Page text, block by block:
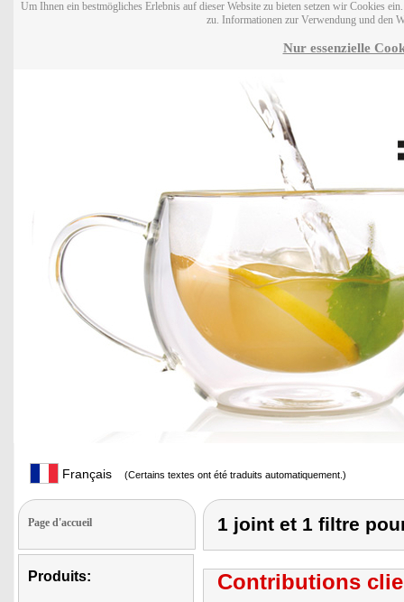
Um Ihnen ein bestmögliches Erlebnis auf dieser Website zu bieten setzen wir Cookies
zu. Informationen zur Verwendung und den
Nur essenzielle
Français (Certains textes ont été traduits automatiquement.)
Page d'accueil
Produits:
1 joint et 1 filtre
Contributions